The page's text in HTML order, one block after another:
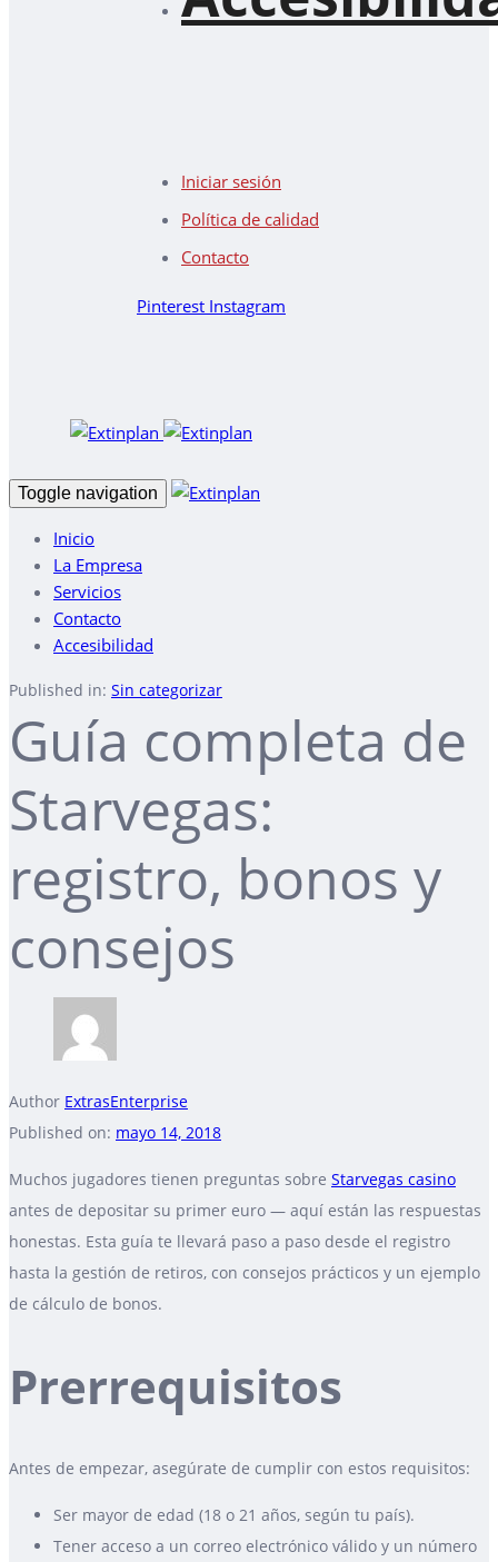
Iniciar sesión
Política de calidad
Contacto
Pinterest Instagram
Toggle navigation
Inicio
La Empresa
Servicios
Contacto
Accesibilidad
Published in: Sin categorizar
Guía completa de
Starvegas:
registro, bonos y
consejos
Author ExtrasEnterprise
Published on: mayo 14, 2018
Muchos jugadores tienen preguntas sobre Starvegas casino
antes de depositar su primer euro — aquí están las respuestas
honestas. Esta guía te llevará paso a paso desde el registro
hasta la gestión de retiros, con consejos prácticos y un ejemplo
de cálculo de bonos.
Prerrequisitos
Antes de empezar, asegúrate de cumplir con estos requisitos:
Ser mayor de edad (18 o 21 años, según tu país).
Tener acceso a un correo electrónico válido y un número